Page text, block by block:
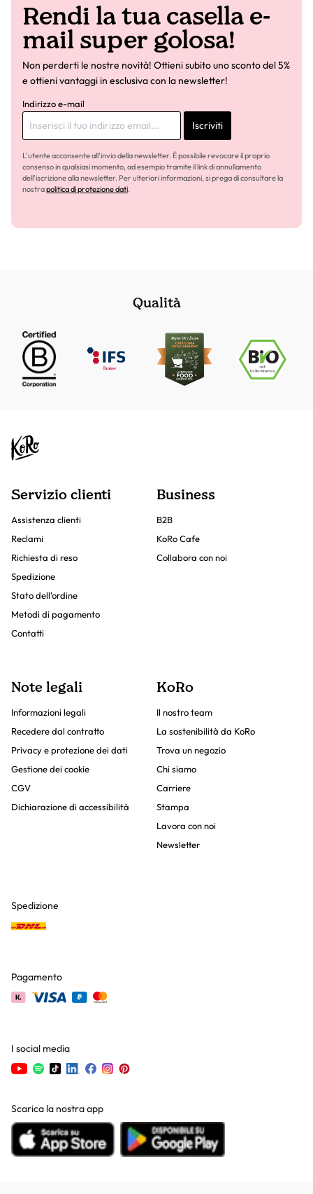
Rendi la tua casella e-
mail super golosa!
Non perderti le nostre novità! Ottieni subito uno sconto del 5%
e ottieni vantaggi in esclusiva con la newsletter!
Indirizzo e-mail
Iscriviti
L'utente acconsente all'invio della newsletter. È possibile revocare il proprio
consenso in qualsiasi momento, ad esempio tramite il link di annullamento
dell'iscrizione alla newsletter. Per ulteriori informazioni, si prega di consultare la
nostrapolitica di protezione dati.
Qualità
Servizio clienti
Assistenza clienti
Reclami
Richiesta di reso
Spedizione
Stato dell'ordine
Metodi di pagamento
Contatti
Business
B2B
KoRo Cafe
Collabora con noi
Note legali
Informazioni legali
Recedere dal contratto
Privacy e protezione dei dati
Gestione dei cookie
CGV
Dichiarazione di accessibilità
KoRo
Il nostro team
La sostenibilità da KoRo
Trova un negozio
Chi siamo
Carriere
Stampa
Lavora con noi
Newsletter
Spedizione
Pagamento
I social media
Scarica la nostra app